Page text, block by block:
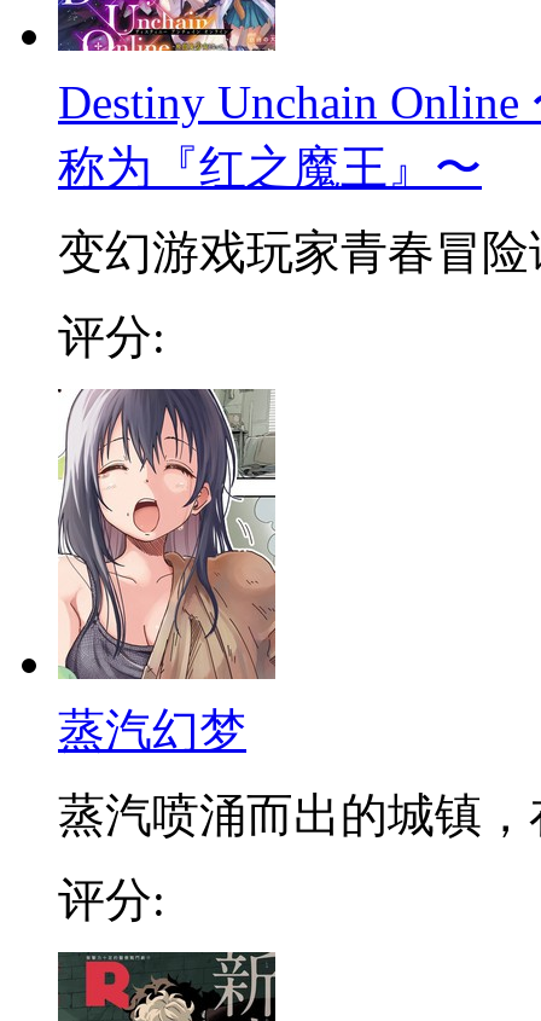
Destiny Unchain
称为『红之魔王』〜
变幻游戏玩家青春冒险
评分:
蒸汽幻梦
蒸汽喷涌而出的城镇，
评分: